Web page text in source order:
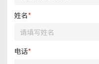
姓名*
电话*